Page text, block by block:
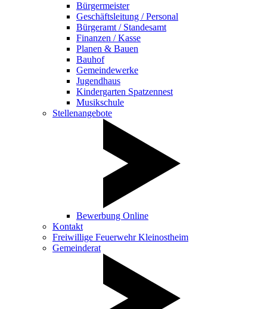
Bürgermeister
Geschäftsleitung / Personal
Bürgeramt / Standesamt
Finanzen / Kasse
Planen & Bauen
Bauhof
Gemeindewerke
Jugendhaus
Kindergarten Spatzennest
Musikschule
Stellenangebote
Bewerbung Online
Kontakt
Freiwillige Feuerwehr Kleinostheim
Gemeinderat